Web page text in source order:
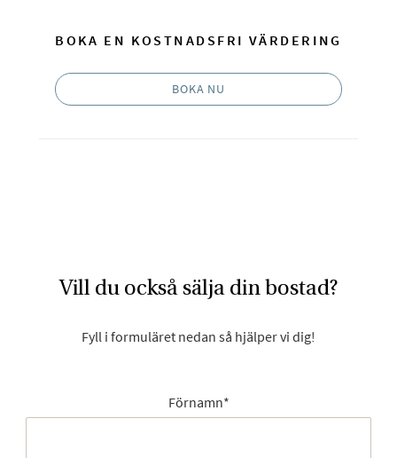
BOKA EN KOSTNADSFRI VÄRDERING
BOKA NU
Vill du också sälja din bostad?
Fyll i formuläret nedan så hjälper vi dig!
Förnamn*